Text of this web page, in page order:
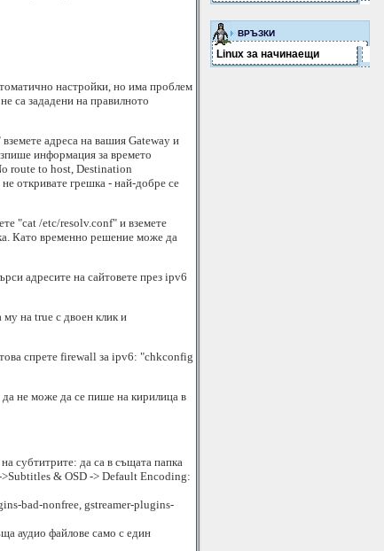
настройки, но има проблем
са зададени на правилното
адреса на вашия Gateway и
информация за времето
route to host, Destination
откривате грешка - най-добре се
"cat /etc/resolv.conf" и вземете
Като временно решение може да
адресите на сайтовете през ipv6
на true с двоен клик и
спрете firewall за ipv6: "chkconfig
не може да се пише на кирилица в
субтитрите: да са в същата папка
>Subtitles & OSD -> Default Encoding:
bad-nonfree, gstreamer-plugins-
аудио файлове само с един
ВРЪЗКИ
Linux за начинаещи